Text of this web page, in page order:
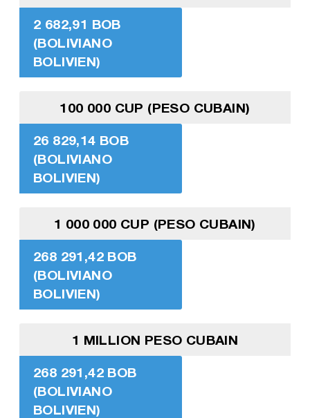
2 682,91 BOB
(BOLIVIANO
BOLIVIEN)
100 000 CUP (PESO CUBAIN)
26 829,14 BOB
(BOLIVIANO
BOLIVIEN)
1 000 000 CUP (PESO CUBAIN)
268 291,42 BOB
(BOLIVIANO
BOLIVIEN)
1 MILLION PESO CUBAIN
268 291,42 BOB
(BOLIVIANO
BOLIVIEN)